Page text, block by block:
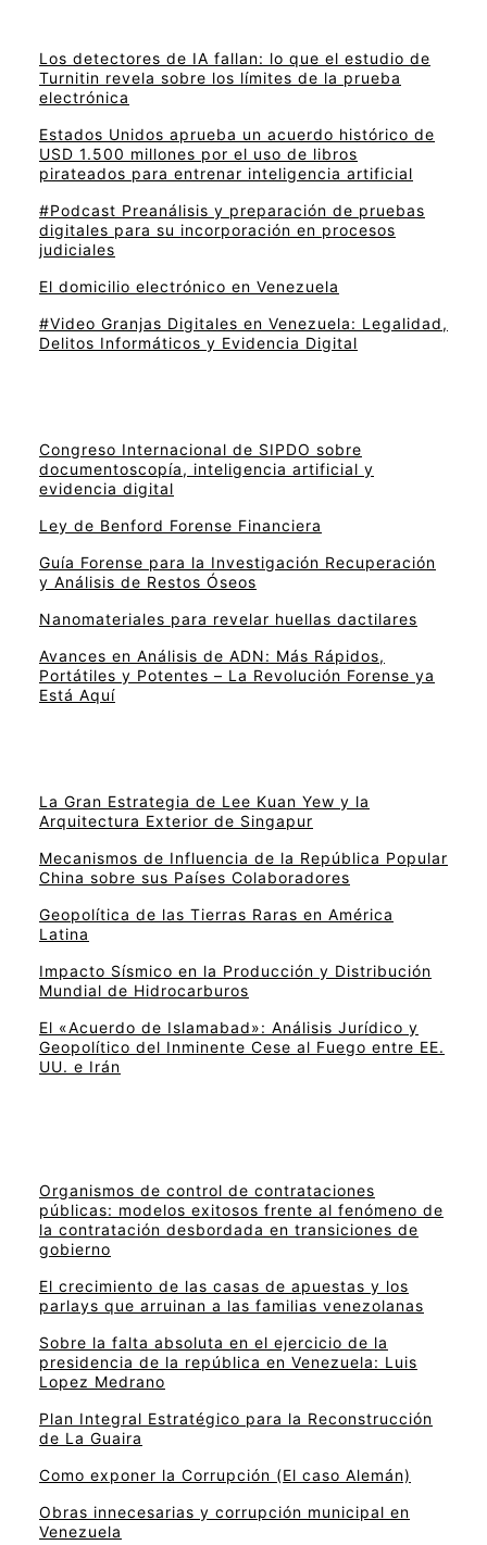
Los detectores de IA fallan: lo que el estudio de
Turnitin revela sobre los límites de la prueba
electrónica
Estados Unidos aprueba un acuerdo histórico de
USD 1.500 millones por el uso de libros
pirateados para entrenar inteligencia artificial
#Podcast Preanálisis y preparación de pruebas
digitales para su incorporación en procesos
judiciales
El domicilio electrónico en Venezuela
#Video Granjas Digitales en Venezuela: Legalidad,
Delitos Informáticos y Evidencia Digital
Congreso Internacional de SIPDO sobre
documentoscopía, inteligencia artificial y
evidencia digital
Ley de Benford Forense Financiera
Guía Forense para la Investigación Recuperación
y Análisis de Restos Óseos
Nanomateriales para revelar huellas dactilares
Avances en Análisis de ADN: Más Rápidos,
Portátiles y Potentes – La Revolución Forense ya
Está Aquí
La Gran Estrategia de Lee Kuan Yew y la
Arquitectura Exterior de Singapur
Mecanismos de Influencia de la República Popular
China sobre sus Países Colaboradores
Geopolítica de las Tierras Raras en América
Latina
Impacto Sísmico en la Producción y Distribución
Mundial de Hidrocarburos
El «Acuerdo de Islamabad»: Análisis Jurídico y
Geopolítico del Inminente Cese al Fuego entre EE.
UU. e Irán
Organismos de control de contrataciones
públicas: modelos exitosos frente al fenómeno de
la contratación desbordada en transiciones de
gobierno
El crecimiento de las casas de apuestas y los
parlays que arruinan a las familias venezolanas
Sobre la falta absoluta en el ejercicio de la
presidencia de la república en Venezuela: Luis
Lopez Medrano
Plan Integral Estratégico para la Reconstrucción
de La Guaira
Como exponer la Corrupción (El caso Alemán)
Obras innecesarias y corrupción municipal en
Venezuela